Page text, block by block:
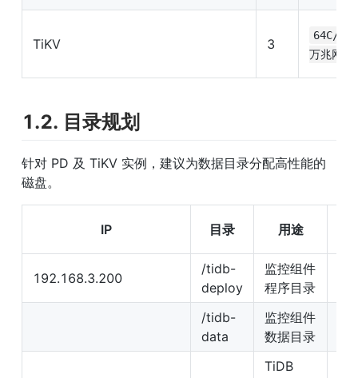
TiKV 3
64C/
万兆网卡
1.2. 目录规划
针对 PD 及 TiKV 实例，建议为数据目录分配高性能的
磁盘。
IP 目录 用途
192.168.3.200
/tidb-
deploy
监控组件
程序目录
/tidb-
data
监控组件
数据目录
TiDB